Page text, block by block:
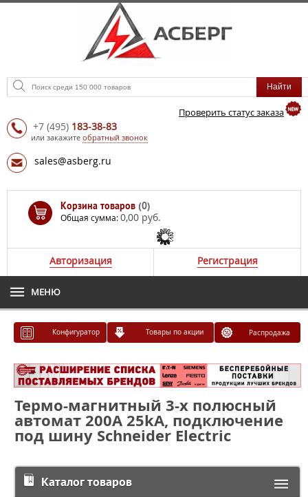
Проверить статус заказа
+7 (495) 183-38-83
или закажите обратный звонок
sales@asberg.ru
Корзина товаров (0)
Общая сумма:0,00 руб.
Авторизация Регистрация
МЕНЮ
Конфигуратор Товары по акции Распродажа
Термо-магнитный 3-х полюсный
автомат 200А 25kA, подключение
под шину Schneider Electric
Каталог товаров